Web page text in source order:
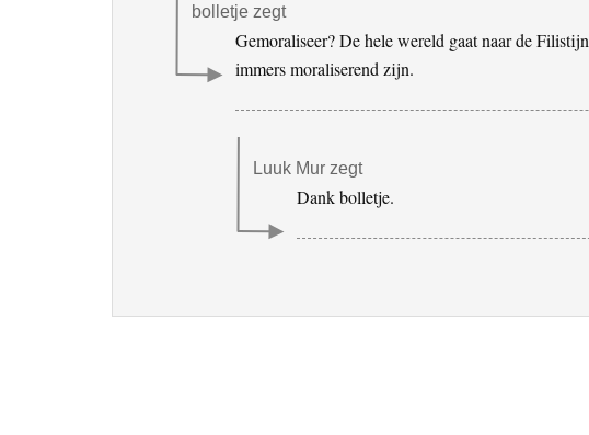
bolletje zegt
Gemoraliseer? De hele wereld gaat naar de
immers moraliserend zijn.
Luuk Mur zegt
Dank bolletje.